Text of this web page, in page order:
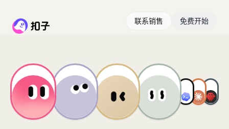
联系销售 免费开始